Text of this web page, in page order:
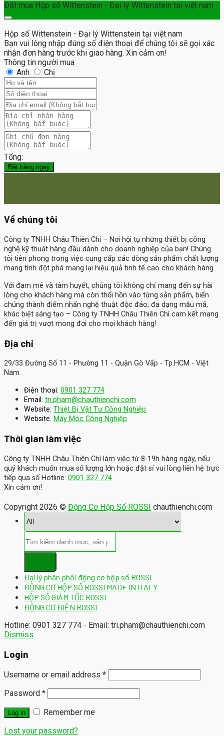
Đặt mua Hộp số Wittenstein - Đại lý Wittenstein tại việt nam
Hộp số Wittenstein - Đại lý Wittenstein tại việt nam
Bạn vui lòng nhập đúng số điện thoại để chúng tôi sẽ gọi xác
nhận đơn hàng trước khi giao hàng. Xin cảm ơn!
Thông tin người mua
Anh
Chị
Tổng:
Đặt hàng ngay
Về chúng tôi
Công ty TNHH Châu Thiên Chí– Nơi hội tụ những thiết bị công
nghệ kỹ thuật hàng đầu dành cho doanh nghiệp của bạn! Chúng
tôi tiên phong trong việc cung cấp các dòng sản phẩm chất lượng
mang tính đột phá mang lại hiệu quả tinh tế cao cho khách hàng.
Với đam mê và tâm huyết, chúng tôi không chỉ mang đến sự hài
lòng cho khách hàng mà còn thổi hồn vào từng sản phẩm, biến
chúng thành điểm nhấn nghệ thuật độc đáo, đa dạng mẫu mã,
khác biệt sáng tạo – Công ty TNHH Châu Thiên Chí cam kết mang
đến giá trị vượt mong đợi cho mọi khách hàng!
Địa chỉ
29/33 Đường Số 11 - Phường 11 - Quận Gò Vấp - Tp.HCM - Việt
Nam.
Điện thoại: 0901 327 774
Email: tri.pham@chauthienchi.com
Website: Thiệt Bị Vật Tư Công Nghiệp
Website: Máy Móc Công Nghiệp
Thời gian làm việc
Công ty TNHH Châu Thiên Chí làm việc từ 8-19h hàng ngày, nếu
quý khách muốn mua số lượng lớn hoặc đặt sỉ vui lòng liên hệ trực
tiếp qua số Hotline: 0901 327 774
Xin cảm ơn!
Copyright 2026 © Động Cơ Hộp Số ROSSI chauthienchi.com
Đại lý phân phối động cơ hộp số ROSSI
ĐỘNG CƠ HỘP SỐ ROSSI MADE IN ITALY
HỘP SỐ GIẢM TỐC ROSSI
ĐỘNG CƠ ĐIỆN ROSSI
Hotline: 0901 327 774 - Email: tri.pham@chauthienchi.com
Dismiss
Login
Username or email address *
Password *
Log in
Remember me
Lost your password?